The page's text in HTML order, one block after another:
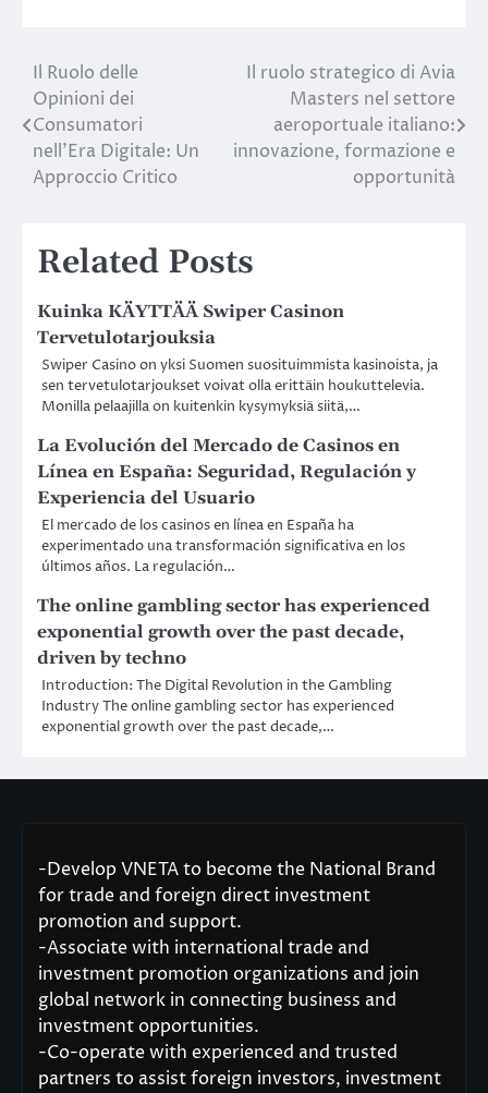
Post
navigation
Il Ruolo delle
Opinioni dei
Consumatori
nell’Era Digitale: Un
Approccio Critico
Il ruolo strategico di Avia
Masters nel settore
aeroportuale italiano:
innovazione, formazione e
opportunità
Related Posts
Kuinka KÄYTTÄÄ Swiper Casinon
Tervetulotarjouksia
Swiper Casino on yksi Suomen suosituimmista kasinoista, ja
sen tervetulotarjoukset voivat olla erittäin houkuttelevia.
Monilla pelaajilla on kuitenkin kysymyksiä siitä,…
La Evolución del Mercado de Casinos en
Línea en España: Seguridad, Regulación y
Experiencia del Usuario
El mercado de los casinos en línea en España ha
experimentado una transformación significativa en los
últimos años. La regulación…
The online gambling sector has experienced
exponential growth over the past decade,
driven by techno
Introduction: The Digital Revolution in the Gambling
Industry The online gambling sector has experienced
exponential growth over the past decade,…
-Develop VNETA to become the National Brand
for trade and foreign direct investment
promotion and support.
-Associate with international trade and
investment promotion organizations and join
global network in connecting business and
investment opportunities.
-Co-operate with experienced and trusted
partners to assist foreign investors, investment